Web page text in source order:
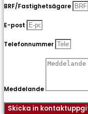
BRF/Fastighetsägare
E-post
Telefonnummer
Meddelande
Skicka in